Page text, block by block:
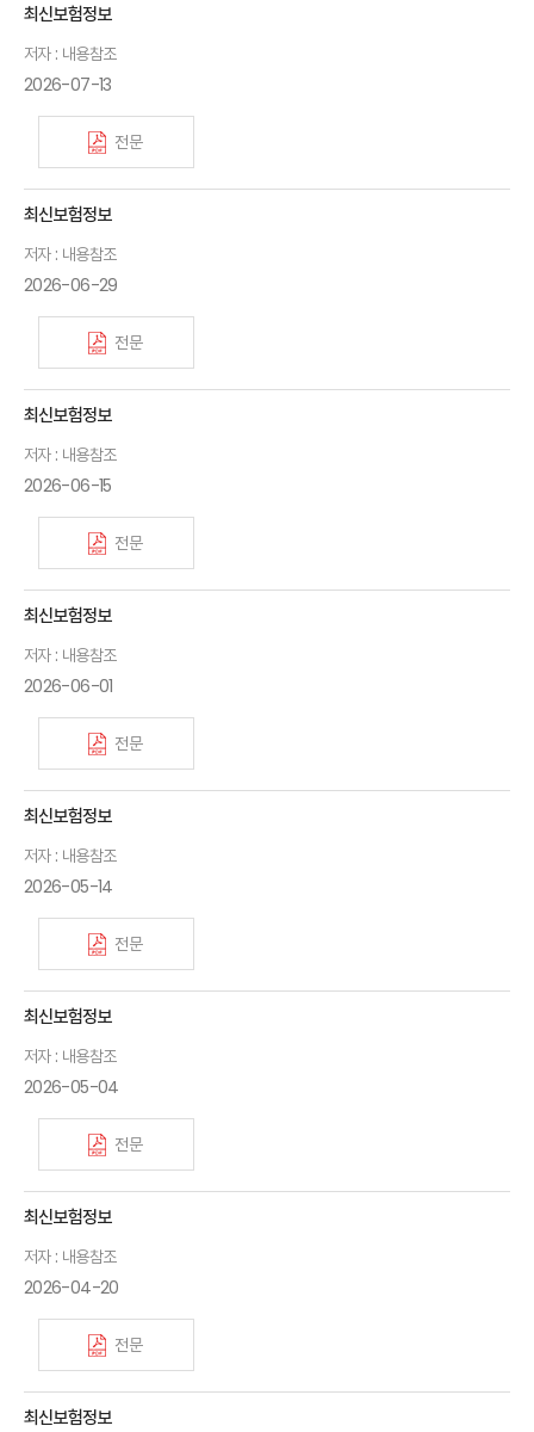
최신보험정보
저자 : 내용참조
2026-07-13
전문
최신보험정보
저자 : 내용참조
2026-06-29
전문
최신보험정보
저자 : 내용참조
2026-06-15
전문
최신보험정보
저자 : 내용참조
2026-06-01
전문
최신보험정보
저자 : 내용참조
2026-05-14
전문
최신보험정보
저자 : 내용참조
2026-05-04
전문
최신보험정보
저자 : 내용참조
2026-04-20
전문
최신보험정보